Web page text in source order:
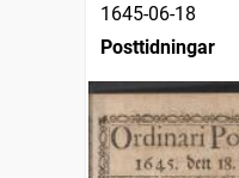
1645-06-18
Posttidningar